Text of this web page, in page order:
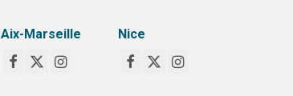
Aix-Marseille Nice